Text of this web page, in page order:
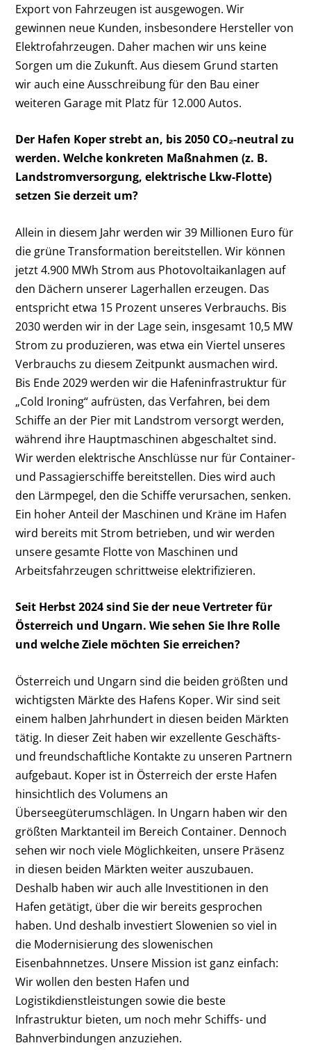
Export von Fahrzeugen ist ausgewogen. Wir
gewinnen neue Kunden, insbesondere Hersteller von
Elektrofahrzeugen. Daher machen wir uns keine
Sorgen um die Zukunft. Aus diesem Grund starten
wir auch eine Ausschreibung für den Bau einer
weiteren Garage mit Platz für 12.000 Autos.
Der Hafen Koper strebt an, bis 2050 CO₂-neutral zu
werden. Welche konkreten Maßnahmen (z. B.
Landstromversorgung, elektrische Lkw-Flotte)
setzen Sie derzeit um?
Allein in diesem Jahr werden wir 39 Millionen Euro für
die grüne Transformation bereitstellen. Wir können
jetzt 4.900 MWh Strom aus Photovoltaikanlagen auf
den Dächern unserer Lagerhallen erzeugen. Das
entspricht etwa 15 Prozent unseres Verbrauchs. Bis
2030 werden wir in der Lage sein, insgesamt 10,5 MW
Strom zu produzieren, was etwa ein Viertel unseres
Verbrauchs zu diesem Zeitpunkt ausmachen wird.
Bis Ende 2029 werden wir die Hafeninfrastruktur für
„Cold Ironing“ aufrüsten, das Verfahren, bei dem
Schiffe an der Pier mit Landstrom versorgt werden,
während ihre Hauptmaschinen abgeschaltet sind.
Wir werden elektrische Anschlüsse nur für Container-
und Passagierschiffe bereitstellen. Dies wird auch
den Lärmpegel, den die Schiffe verursachen, senken.
Ein hoher Anteil der Maschinen und Kräne im Hafen
wird bereits mit Strom betrieben, und wir werden
unsere gesamte Flotte von Maschinen und
Arbeitsfahrzeugen schrittweise elektrifizieren.
Seit Herbst 2024 sind Sie der neue Vertreter für
Österreich und Ungarn. Wie sehen Sie Ihre Rolle
und welche Ziele möchten Sie erreichen?
Österreich und Ungarn sind die beiden größten und
wichtigsten Märkte des Hafens Koper. Wir sind seit
einem halben Jahrhundert in diesen beiden Märkten
tätig. In dieser Zeit haben wir exzellente Geschäfts-
und freundschaftliche Kontakte zu unseren Partnern
aufgebaut. Koper ist in Österreich der erste Hafen
hinsichtlich des Volumens an
Überseegüterumschlägen. In Ungarn haben wir den
größten Marktanteil im Bereich Container. Dennoch
sehen wir noch viele Möglichkeiten, unsere Präsenz
in diesen beiden Märkten weiter auszubauen.
Deshalb haben wir auch alle Investitionen in den
Hafen getätigt, über die wir bereits gesprochen
haben. Und deshalb investiert Slowenien so viel in
die Modernisierung des slowenischen
Eisenbahnnetzes. Unsere Mission ist ganz einfach:
Wir wollen den besten Hafen und
Logistikdienstleistungen sowie die beste
Infrastruktur bieten, um noch mehr Schiffs- und
Bahnverbindungen anzuziehen.